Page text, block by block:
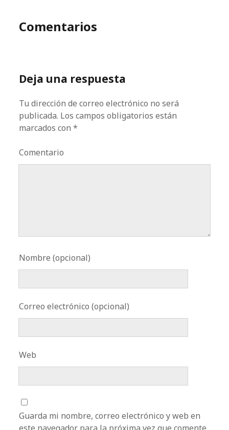
Comentarios
Deja una respuesta
Tu dirección de correo electrónico no será
publicada. Los campos obligatorios están
marcados con*
Comentario
Nombre (opcional)
Correo electrónico (opcional)
Web
Guarda mi nombre, correo electrónico y web en